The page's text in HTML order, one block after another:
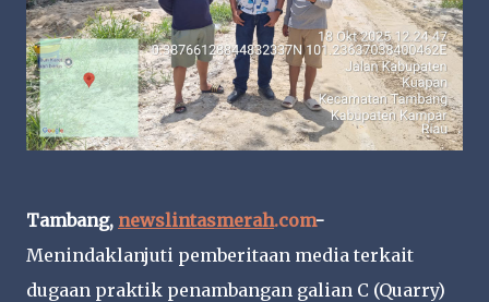
Tambang, newslintasmerah.com-
Menindaklanjuti pemberitaan media terkait
dugaan praktik penambangan galian C (Quarry)